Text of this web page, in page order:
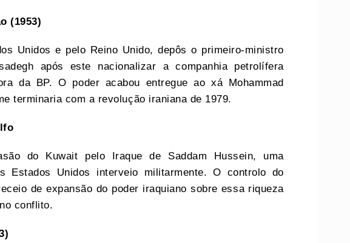
(1953)
Unidos e pelo Reino Unido, depôs o primeiro-ministro
após este nacionalizar a companhia petrolífera
da BP. O poder acabou entregue ao xá Mohammad
terminaria com a revolução iraniana de 1979.
do Kuwait pelo Iraque de Saddam Hussein, uma
Estados Unidos interveio militarmente. O controlo do
de expansão do poder iraquiano sobre essa riqueza
conflito.